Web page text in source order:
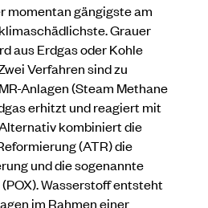
momentan gängigste am
Grauer
aus Erdgas oder Kohle
Verfahren sind zu
Anlagen (Steam Methane
erhitzt und reagiert mit
kombiniert die
(ATR) die
und die sogenannte
Wasserstoff entsteht
im Rahmen einer